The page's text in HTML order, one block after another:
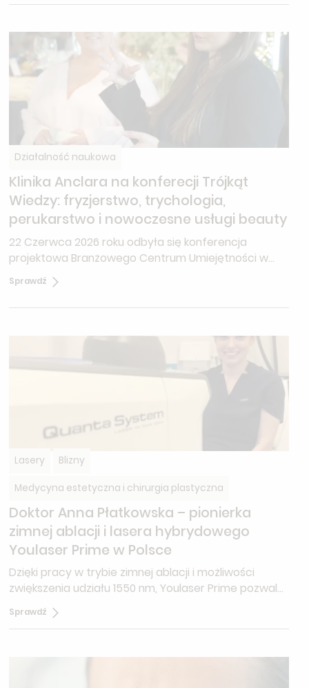
Działalność naukowa
Klinika Anclara na konferecji Trójkąt
Wiedzy: fryzjerstwo, trychologia,
perukarstwo i nowoczesne usługi beauty
22 Czerwca 2026 roku odbyła się konferencja
projektowa Branżowego Centrum Umiejętności w
Ciechanowcu o nazwie "Trójkąt wiedzy".‍Trójkąt
Wiedzy to inicjatywa, która w nowoczesny sposób
redefiniuje kierunki rozwoju branży włosów, łącząc
medycyny.
Sprawdź
Lasery Blizny
Medycyna estetyczna i chirurgia plastyczna
Doktor Anna Płatkowska – pionierka
zimnej ablacji i lasera hybrydowego
Youlaser Prime w Polsce
Dzięki pracy w trybie zimnej ablacji i możliwości
zwiększenia udziału 1550 nm, Youlaser Prime pozwala
na:bardziej kontrolowane dostarczanie energii w
wybranych fototypach skóry, indywidualne protokoły
Sprawdź